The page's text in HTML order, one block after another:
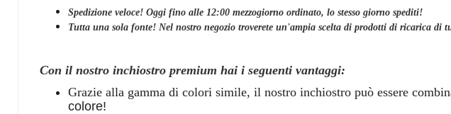
Spedizione veloce! Oggi fino alle 12:00 mezzogiorno ordinato, lo stesso giorno spediti!
Tutta una sola fonte! Nel nostro negozio troverete un'ampia scelta di prodotti di ricarica di
Con il nostro inchiostro premium hai i seguenti vantaggi:
Grazie alla gamma di colori simile, il nostro inchiostro può essere
colore!